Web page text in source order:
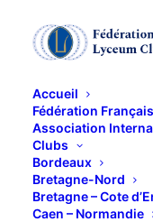
Accueil
Fédération
Association
Clubs
Bordeaux
Bretagne-Nord
Bretagne – Cote
Caen – Normandie